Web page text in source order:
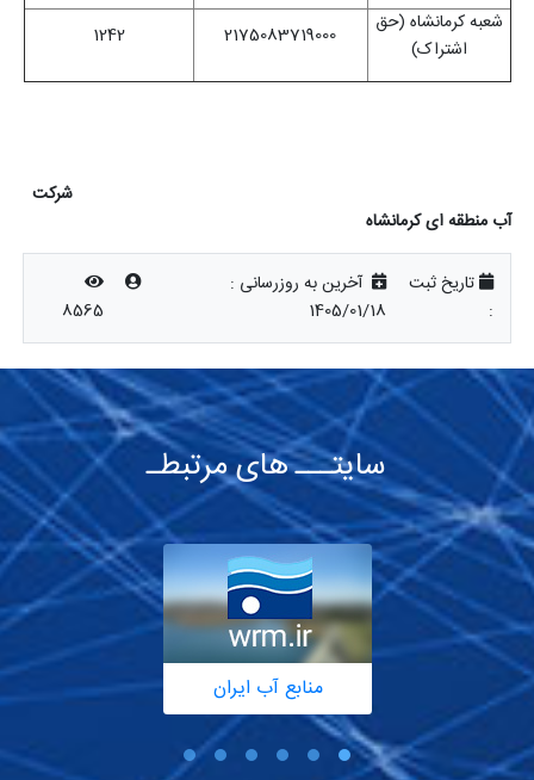
شعبه کرمانشاه (حق
اشتراک)
2175083719000
1242
شرکت
آب منطقه ای کرمانشاه
تاریخ ثبت
:
آخرین به روزرسانی :
1405/01/18
8565
سایتـــ های مرتبطـ
منابع آب ایران